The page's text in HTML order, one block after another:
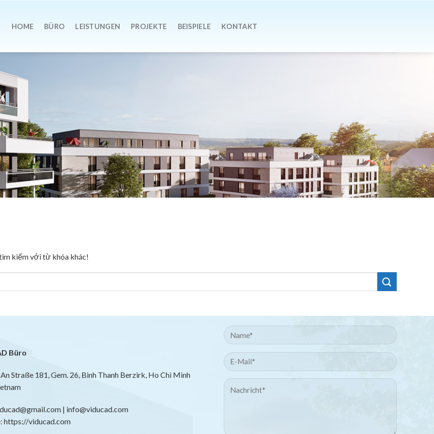
HOME BÜRO LEISTUNGEN PROJEKTE BEISPIELE KONTAKT
kiếm với từ khóa khác!
Büro
An Straße 181, Gem. 26, Binh Thanh Berzirk, Ho Chi Minh
| info@viducad.com
https://viducad.com